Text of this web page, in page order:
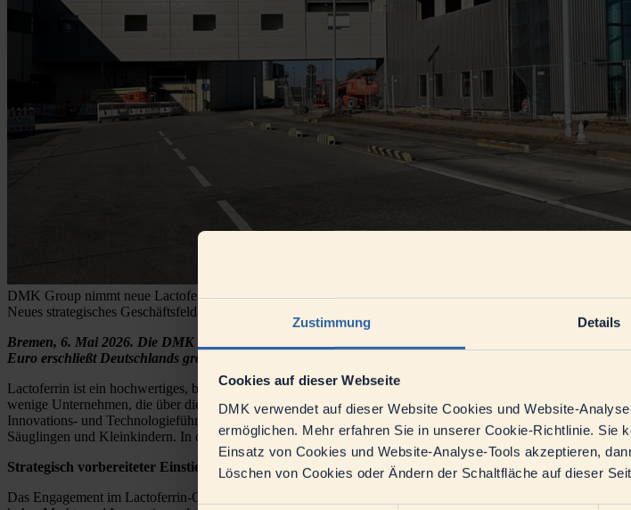
Zustimmung Details
Cookies auf dieser Webseite
DMK verwendet auf dieser Website Cookies und Website-
ermöglichen. Mehr erfahren Sie in unserer Cookie-Richtlinie. Sie
Einsatz von Cookies und Website-Analyse-Tools akzeptieren,
Löschen von Cookies oder Ändern der Schaltfläche auf dieser
DMK Group nimmt neue Lactoferrin‑Anlage in Altentreptow in Betrieb
Neues strategisches Geschäftsfeld stärkt Innovationskraft und Standort
Bremen, 6. Mai 2026. Die DMK Group hat am Standort Altentreptow eine neue Produktionsanlage zur
Euro erschließt Deutschlands größte Molkereigenossenschaft gezielt ein neues, strategisch relevantes
Lactoferrin ist ein hochwertiges, bioaktives Milchprotein, das insbesondere in spezialisierten Anwendungen
wenige Unternehmen, die über die technologische Kompetenz verfügen, Lactoferrin in der erforderlichen
Innovations- und Technologieführerschaft im Bereich hochwertiger Milchinhaltsstoffe weiter auszubauen.
Säuglingen und Kleinkindern. In diesem sensiblen Marktsegment gelten höchste Anforderungen an Qualität,
Strategisch vorbereiteter Einstieg in ein anspruchsvolles Marktsegment
Das Engagement im Lactoferrin‑Geschäft fügt sich konsequent in die strategische Ausrichtung der DMK